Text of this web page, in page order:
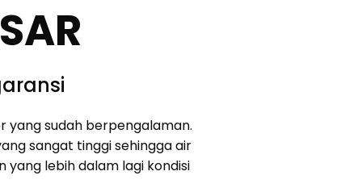
yang sudah berpengalaman.
sangat tinggi sehingga air
yang lebih dalam lagi kondisi